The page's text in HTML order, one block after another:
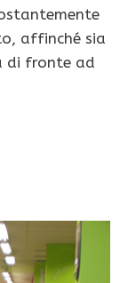
affinché sia
di fronte ad